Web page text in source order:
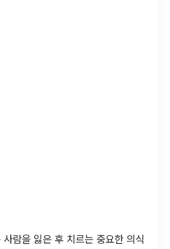
람을 잃은 후 치르는 중요한 의식